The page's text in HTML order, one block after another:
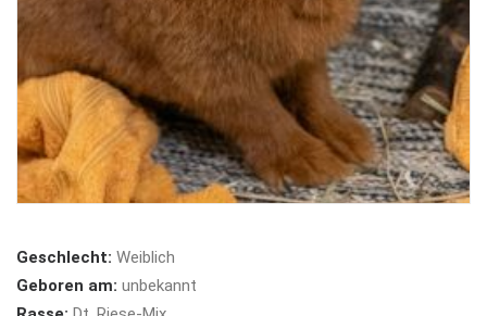
Geschlecht: Weiblich
Geboren am: unbekannt